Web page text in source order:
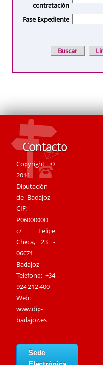
contratación
Fase Expediente
Contacto
Copyright ©
2014
Diputación
de Badajoz -
CIF:
P0600000D
c/ Felipe
Checa, 23 -
06071
Badajoz
Teléfono: +34
924 212 400
Web:
www.dip-
badajoz.es
Sede